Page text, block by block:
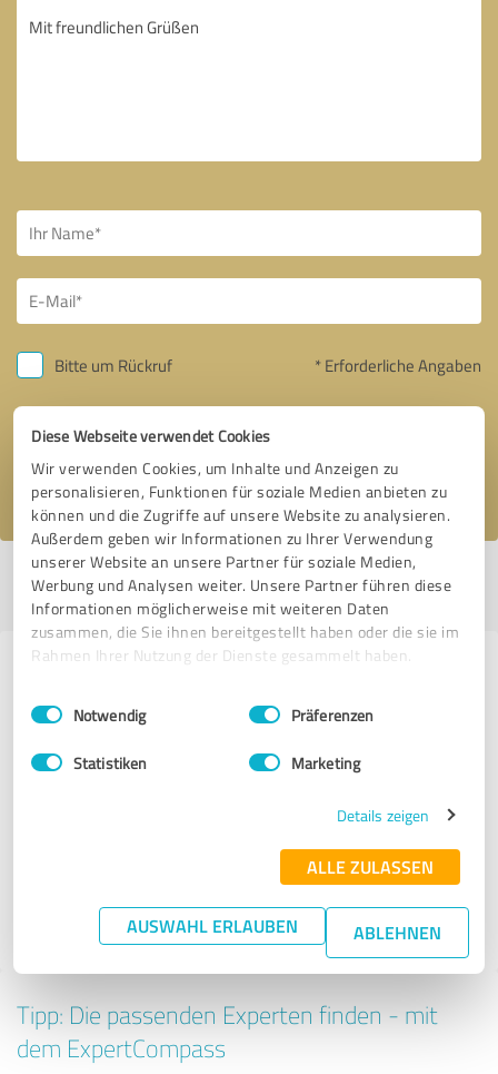
Diese Webseite verwendet Cookies
Wir verwenden Cookies, um Inhalte und Anzeigen zu
personalisieren, Funktionen für soziale Medien anbieten zu
können und die Zugriffe auf unsere Website zu analysieren.
Außerdem geben wir Informationen zu Ihrer Verwendung
unserer Website an unsere Partner für soziale Medien,
Werbung und Analysen weiter. Unsere Partner führen diese
Informationen möglicherweise mit weiteren Daten
zusammen, die Sie ihnen bereitgestellt haben oder die sie im
Rahmen Ihrer Nutzung der Dienste gesammelt haben.
Impressum Datenschutzbestimmungen
Einwilligungsauswahl
Notwendig Präferenzen
Statistiken Marketing
Details zeigen
ALLE ZULASSEN
AUSWAHL ERLAUBEN ABLEHNEN
Bitte um Rückruf * Erforderliche Angaben
Nachricht senden
Ich stimme den Datenschutzbestimmungenzu.
Profil aktiv seit 07.01.2021 |Letzte Aktualisierung: 07.01.2021|Profil
melden
Anbietern aus dem Bereich
4.79 von 5
Tipp: Die passenden Experten finden - mit
dem ExpertCompass